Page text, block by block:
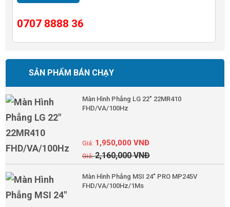
0707 8888 36
SẢN PHẨM BÁN CHẠY
Màn Hình Phẳng LG 22" 22MR410
FHD/VA/100Hz
2,160,000VNĐ
1,950,000VNĐ
Màn Hình Phẳng MSI 24" PRO MP245V
FHD/VA/100Hz/1Ms